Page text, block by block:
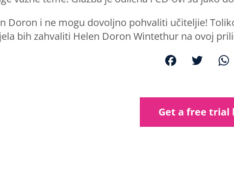
Doron i ne mogu dovoljno pohvaliti učiteljie!
bih zahvaliti Helen Doron Wintethur na ovoj
b
t
t
Get a free trial